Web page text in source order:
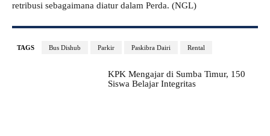
retribusi sebagaimana diatur dalam Perda. (NGL)
TAGS Bus Dishub Parkir Paskibra Dairi Rental
KPK Mengajar di Sumba Timur, 150
Siswa Belajar Integritas